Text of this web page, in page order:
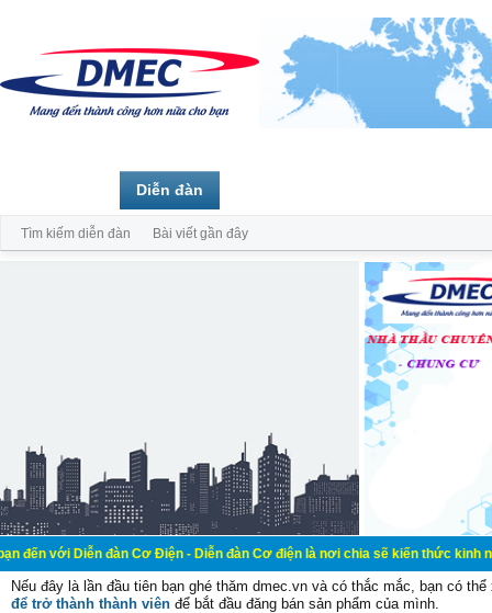
đàn Cơ Điện - Diễn đàn Cơ điện là nơi chia sẽ kiến thức kinh nghiệm
Nếu đây là lần đầu tiên bạn ghé thăm dmec.vn và có thắc mắc, bạn có
để trở thành thành viên để bắt đầu đăng bán sản phẩm của mình.
Diễn đàn
Tìm kiếm diễn đàn Bài viết gần đây